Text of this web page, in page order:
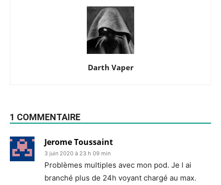
Darth Vaper
1 COMMENTAIRE
Jerome Toussaint
3 juin 2020 à 23 h 09 min
Problèmes multiples avec mon pod. Je l ai
branché plus de 24h voyant chargé au max.